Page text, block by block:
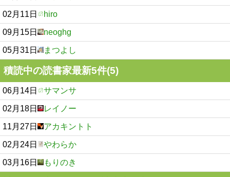
02月11日 hiro
09月15日 neoghg
05月31日 まつよし
積読中の読書家最新5件(5)
06月14日 サマンサ
02月18日 レイノー
11月27日 アカキントト
02月24日 やわらか
03月16日 もりのき